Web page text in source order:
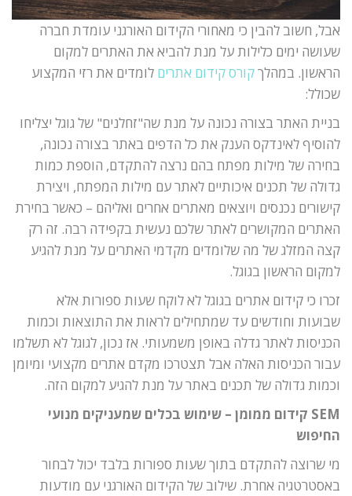
אבל, חשוב להבין כי מאחורי הקידום האורגני עומדת חברה
שעושה ימים כלילות על מנת להביא את האתרים למקום
הראשון. במהלךקורס קידום אתרים לומדים את רזי המקצוע
שכולל:
בניית האתר בצורה נכונה על מנת שה"זחלנים" של גוגל יצליחו
להוסיף לאינדקס הענק את כל הדפים באתר בצורה נכונה,
בחירה של מילות מפתח בהם נרצה להתקדם, הוספת כמות
גדולה של תכנים איכותיים לאתר עם מילות המפתח, ויצירת
קישורים נכנסים ויוצאים מאתרים אחרים ואליהם – כאשר בחירת
האתרים המקושרים לאתר שלכם נעשית בקפידה רבה. זה רק
קצה המזלג של מה שלומדים מקדמי האתרים על מנת להגיע
למקום הראשון בגוגל.
זכרו כי קידום אתרים בגוגל לא לוקח שעות ספורות אלא
שבועות וחודשים עד שמתחילים לראות את התוצאות וכמות
הכניסות לאתר גדלה באופן משמעותי. אז נכון, לגוגל לא תשלמו
עבור הכניסות האלה אבל תצטרכו מקדם אתרים מקצועי ומיומן
וכמות גדולה של תכנים באתר על מנת להגיע למקום הזה.
SEM קידום ממומן – שימוש בכלים שמעניקים מנועי
החיפוש
מי שרוצה להתקדם בתוך שעות ספורות בלבד יכול לבחור
באסטרטגיה אחרת. שילוב של הקידום האורגני עם מודעות